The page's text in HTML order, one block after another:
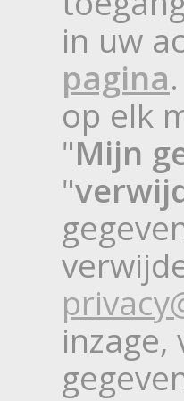
in uw
pagina
op elk
"Mijn
"